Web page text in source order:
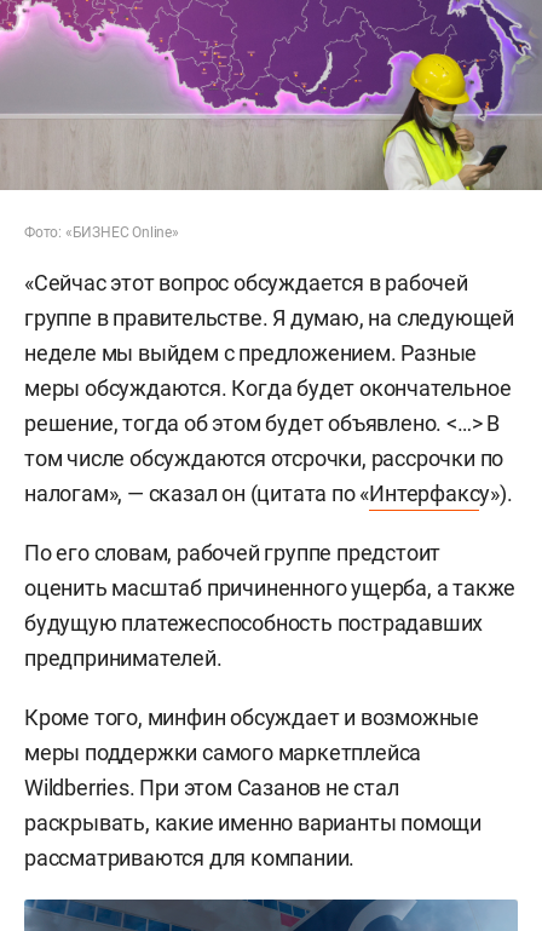
Фото: «БИЗНЕС Online»
«Сейчас этот вопрос обсуждается в рабочей
группе в правительстве. Я думаю, на следующей
неделе мы выйдем с предложением. Разные
меры обсуждаются. Когда будет окончательное
решение, тогда об этом будет объявлено. <…> В
том числе обсуждаются отсрочки, рассрочки по
налогам», — сказал он (цитата по «Интерфаксу»).
По его словам, рабочей группе предстоит
оценить масштаб причиненного ущерба, а также
будущую платежеспособность пострадавших
предпринимателей.
Кроме того, минфин обсуждает и возможные
меры поддержки самого маркетплейса
Wildberries. При этом Сазанов не стал
раскрывать, какие именно варианты помощи
рассматриваются для компании.